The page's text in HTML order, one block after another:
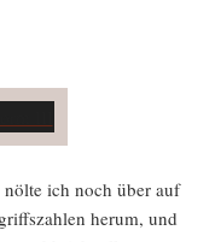
ich noch über auf
her­um, und